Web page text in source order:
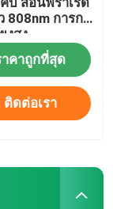
808nm การก
งสูง
าคาถูกที่สุด
ติดต่อเรา